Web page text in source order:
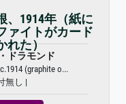
、1914年（紙に
ァイトがカード
れた）
ドラモンド
(graphite o...
無し |